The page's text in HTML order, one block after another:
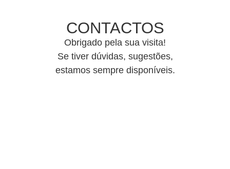
CONTACTOS
Obrigado pela sua visita!
Se tiver dúvidas, sugestões,
estamos sempre disponíveis.